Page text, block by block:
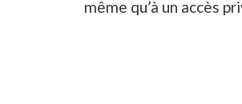
même qu’à un accès